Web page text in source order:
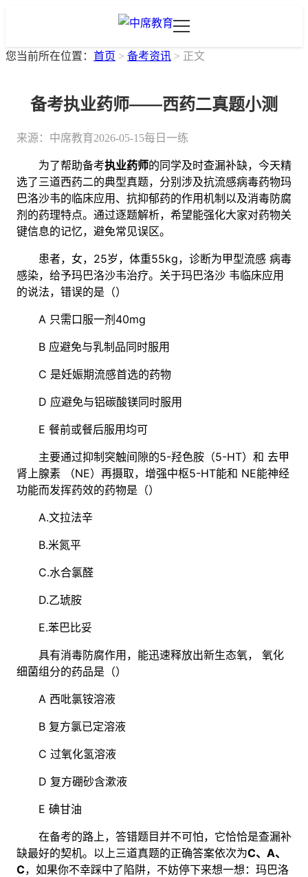
您当前所在位置： 首页 > 备考资讯 > 正文
备考执业药师——西药二真题小测
来源： 中席教育2026-05-15每日一练
为了帮助备考执业药师的同学及时查漏补缺，今天精
选了三道西药二的典型真题，分别涉及抗流感病毒药物玛
巴洛沙韦的临床应用、抗抑郁药的作用机制以及消毒防腐
剂的药理特点。通过逐题解析，希望能强化大家对药物关
键信息的记忆，避免常见误区。
患者，女，25岁，体重55kg，诊断为甲型流感 病毒
感染，给予玛巴洛沙韦治疗。关于玛巴洛沙 韦临床应用
的说法，错误的是（）
A 只需口服一剂40mg
B 应避免与乳制品同时服用
C 是妊娠期流感首选的药物
D 应避免与铝碳酸镁同时服用
E 餐前或餐后服用均可
主要通过抑制突触间隙的5-羟色胺（5-HT）和 去甲
肾上腺素 （NE）再摄取，增强中枢5-HT能和 NE能神经
功能而发挥药效的药物是（）
A.文拉法辛
B.米氮平
C.水合氯醛
D.乙琥胺
E.苯巴比妥
具有消毒防腐作用，能迅速释放出新生态氧， 氧化
细菌组分的药品是（）
A 西吡氯铵溶液
B 复方氯已定溶液
C 过氧化氢溶液
D 复方硼砂含漱液
E 碘甘油
在备考的路上，答错题目并不可怕，它恰恰是查漏补
缺最好的契机。以上三道真题的正确答案依次为C、A、
C，如果你不幸踩中了陷阱，不妨停下来想一想：玛巴洛